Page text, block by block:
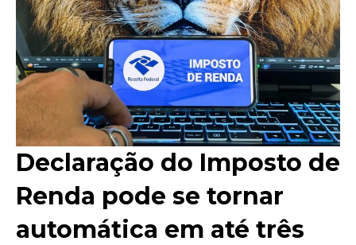
Declaração do Imposto de
Renda pode se tornar
automática em até três